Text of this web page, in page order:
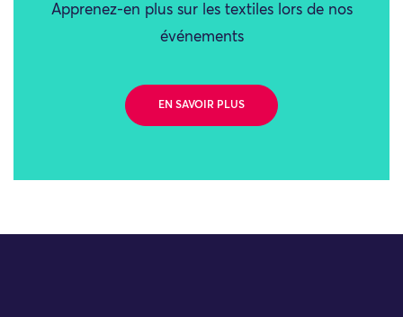
Apprenez-en plus sur les textiles lors de nos
événements
EN SAVOIR PLUS